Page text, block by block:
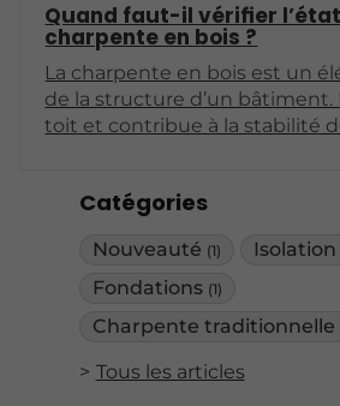
Catégories
Nouveauté (1) Isolation
Fondations (1)
Charpente traditionnelle
Tous les articles
Quand faut-il vérifier l’état
charpente en bois ?
La charpente en bois est un
de la structure d’un bâtiment.
toit et contribue à la stabilité
vérifications régulières. Cet
en bois, ainsi que les signes
dégradement.